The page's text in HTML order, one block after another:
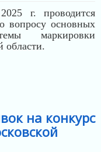
г. проводится
вопросу основных
маркировки
области.
на конкурс